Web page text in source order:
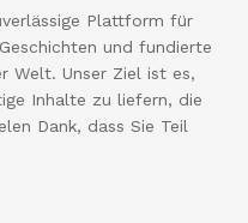
Plattform für
und fundierte
Welt. Unser Ziel ist es,
Inhalte zu liefern, die
Dank, dass Sie Teil